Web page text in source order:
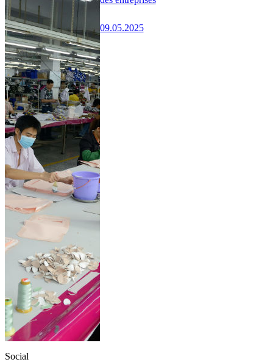
09.05.2025
Social